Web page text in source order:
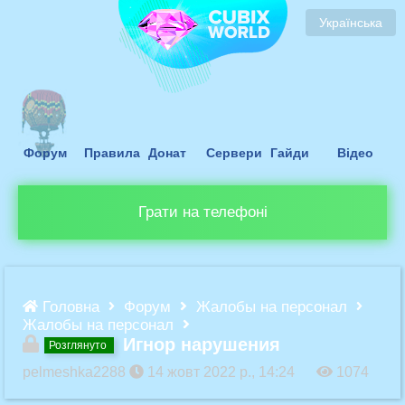
Форум Правила Донат Сервери Гайди Відео
Українська
Грати на телефоні
Головна Форум
Жалобы на персонал
Жалобы на персонал
Розглянуто Игнор нарушения
pelmeshka2288 14 жовт 2022 р., 14:24 1074